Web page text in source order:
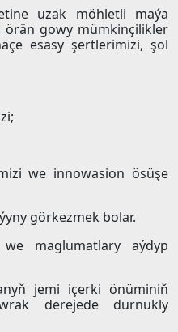
uzak möhletli maýa
örän gowy mümkinçilikler
esasy şertlerimizi, şol
we innowasion ösüşe
görkezmek bolar.
maglumatlary aýdyp
jemi içerki önüminiň
derejede durnukly